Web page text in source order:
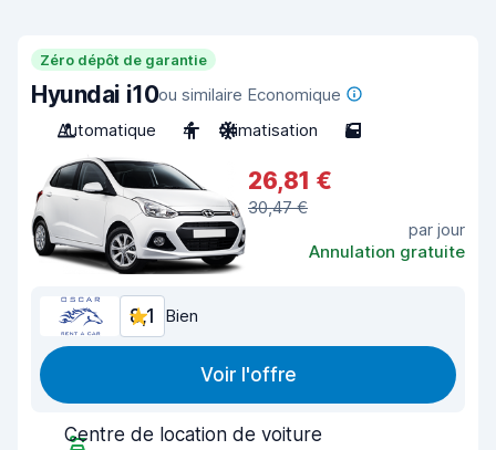
Zéro dépôt de garantie
Hyundai i10ou similaire Economique
Automatique
4 Climatisation 5
26,81 €
30,47 €
par jour
Annulation gratuite
8,1 Bien
Voir l'offre
Centre de location de voiture